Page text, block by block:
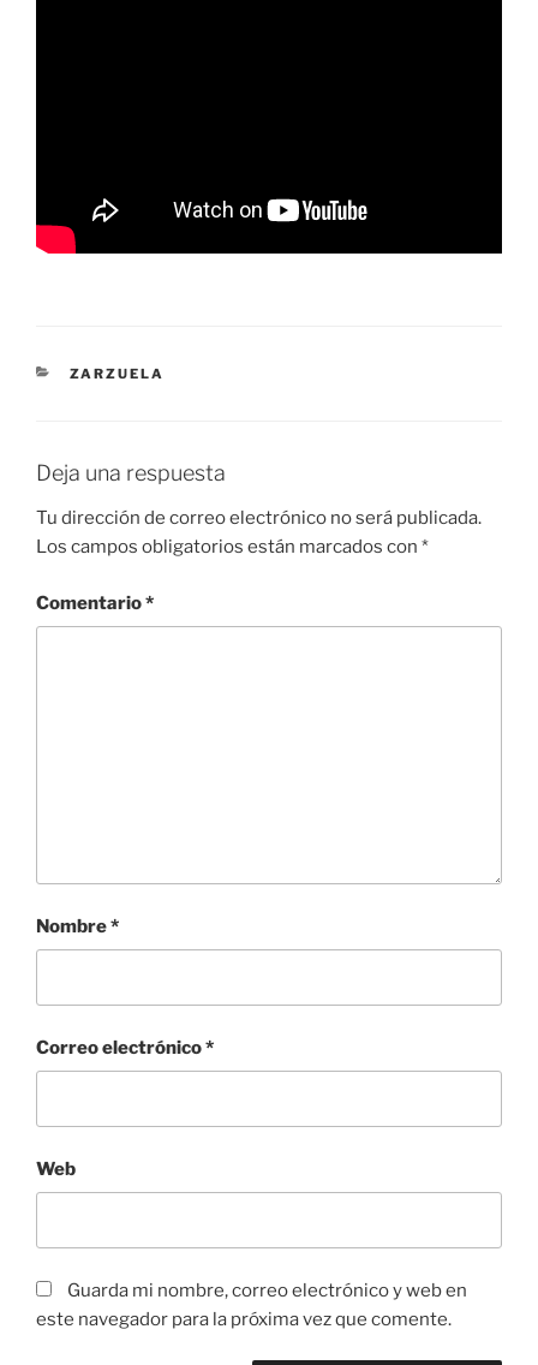
CATEGORÍAS
ZARZUELA
Deja una respuesta
Tu dirección de correo electrónico no será publicada.
Los campos obligatorios están marcados con *
Comentario*
Nombre*
Correo electrónico*
Web
Guarda mi nombre, correo electrónico y web en
este navegador para la próxima vez que comente.